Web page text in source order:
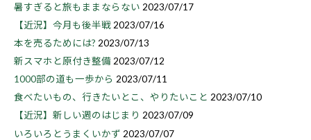
暑すぎると旅もままならない 2023/07/17
【近況】今月も後半戦 2023/07/16
本を売るためには? 2023/07/13
新スマホと原付き整備 2023/07/12
1000部の道も一歩から 2023/07/11
食べたいもの、行きたいとこ、やりたいこと 2023/07/10
【近況】新しい週のはじまり 2023/07/09
いろいろとうまくいかず 2023/07/07